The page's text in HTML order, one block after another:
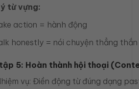
từ vựng:
action = hành động
honestly = nói chuyện thẳng thắn
5: Hoàn thành hội thoại
vụ: Điền động từ đúng dạng